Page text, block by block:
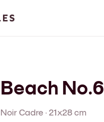
Beach No.6
Noir Cadre · 21x28 cm